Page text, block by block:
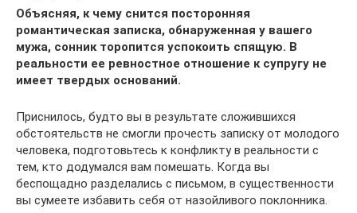
Объясняя, к чему снится посторонняя
романтическая записка, обнаруженная у вашего
мужа, сонник торопится успокоить спящую. В
реальности ее ревностное отношение к супругу не
имеет твердых оснований.
Приснилось, будто вы в результате сложившихся
обстоятельств не смогли прочесть записку от молодого
человека, подготовьтесь к конфликту в реальности с
тем, кто додумался вам помешать. Когда вы
беспощадно разделались с письмом, в существенности
вы сумеете избавить себя от назойливого поклонника.